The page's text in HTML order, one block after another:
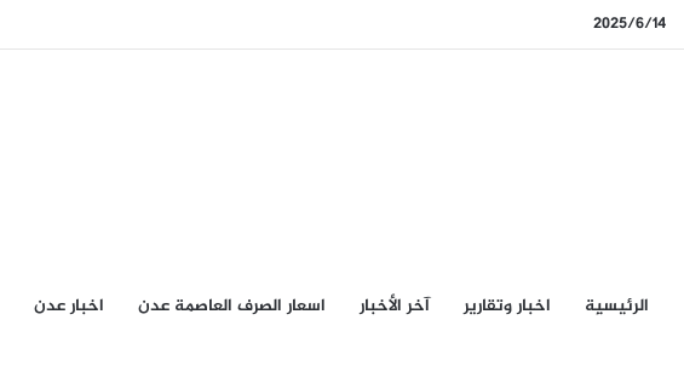
2025/6/14
الرئيسيِة اخبار وتقارير آخر الأخبار اسعار الصرف العاصمة عدن اخبار عدن